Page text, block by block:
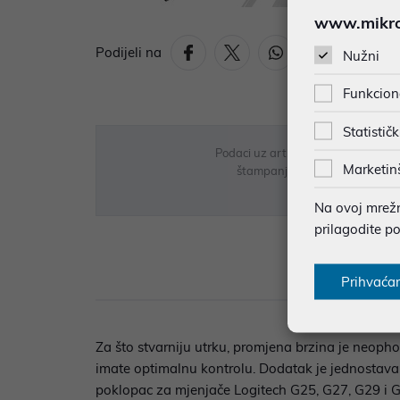
Podijeli na
Podaci uz artikle su prezentirani
štampanja te promjene u
Za što stvarniju utrku, promjena brzina je
imate optimalnu kontrolu. Dodatak je
poklopac za mjenjače Logitech G25, G27, G29 i
Nužni
Na ovoj
prilagodite